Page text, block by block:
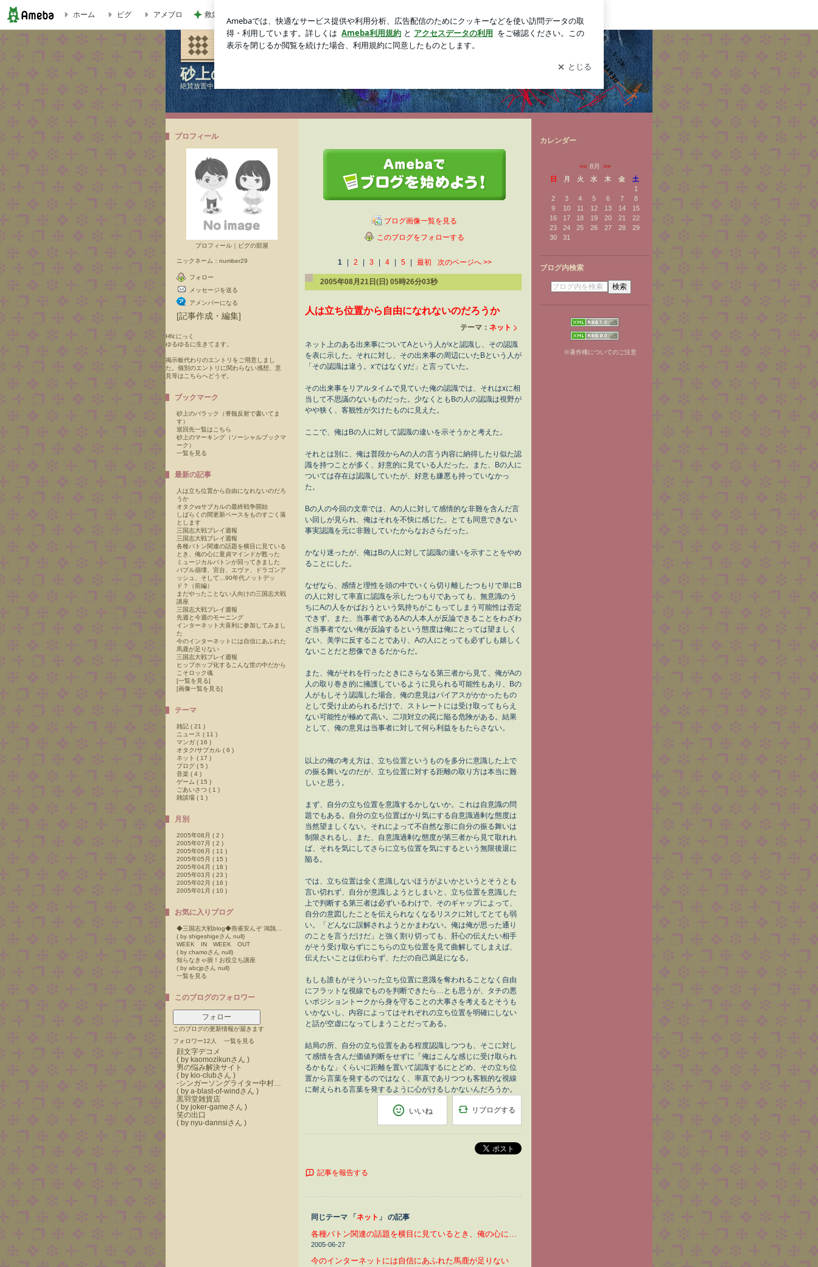
ホーム ピグ アメブロ 救急搬送され余命一日の宣告
砂上の賃貸
絶賛放置中。 最近は&lt;a href=&quot;http://d.hatena.ne.jp/number29/&quot;&gt;はてなダイアリーのほう&lt;/a&gt;でばかり書いてます。
プロフィール
プロフィール｜ ピグの部屋
ニックネーム： number29
フォロー
メッセージを送る
アメンバーになる
[記事作成・編集]
HN:にっく
ゆるゆるに生きてます。
掲示板代わりのエントリをご用意しまし
た。個別のエントリに関わらない感想、意
見等はこちらへどうぞ。
ブックマーク
砂上のバラック（脊髄反射で書いてま
す）
巡回先一覧はこちら
砂上のマーキング（ソーシャルブックマ
ーク）
一覧を見る
最新の記事
人は立ち位置から自由になれないのだろ
うか
オタクvsサブカルの最終戦争開始
しばらくの間更新ペースをものすごく落
とします
三国志大戦プレイ週報
三国志大戦プレイ週報
各種バトン関連の話題を横目に見ている
とき、俺の心に童貞マインドが甦った
ミュージカルバトンが回ってきました
バブル崩壊、宮台、エヴァ、ドラゴンア
ッシュ、そして…90年代ノットデッ
ド？（前編）
まだやったことない人向けの三国志大戦
講座
三国志大戦プレイ週報
先週と今週のモーニング
インターネット大喜利に参加してみまし
た
今のインターネットには自信にあふれた
馬鹿が足りない
三国志大戦プレイ週報
ヒップホップ化するこんな世の中だから
こそロック魂
[一覧を見る]
[画像一覧を見る]
テーマ
雑記 ( 21 )
ニュース ( 11 )
マンガ ( 16 )
オタク/サブカル ( 6 )
ネット ( 17 )
ブログ ( 5 )
音楽 ( 4 )
ゲーム ( 15 )
ごあいさつ ( 1 )
雑談場 ( 1 )
月別
2005年08月 ( 2 )
2005年07月 ( 2 )
2005年06月 ( 11 )
2005年05月 ( 15 )
2005年04月 ( 18 )
2005年03月 ( 23 )
2005年02月 ( 16 )
2005年01月 ( 10 )
お気に入りブログ
( by shigeshigeさん null)
WEEK IN WEEK OUT
( by chamoさん null)
知らなきゃ損！お役立ち講座
( by abcjpさん null)
一覧を見る
このブログのフォロワー
フォロー
このブログの更新情報が届きます
フォロワー12人
一覧を見る
顔文字デコメ
( by kaomozikunさん )
男の悩み解決サイト
( by kio-clubさん )
-シンガーソングライター中村隆道への伝言板-Do have a Dreamer-
( by a-blast-of-windさん )
黒羽堂雑貨店
( by joker-gameさん )
笑の出口
( by nyu-dannsiさん )
ブログ画像一覧を見る
このブログをフォローする
1 2 3 4 5 最初 次のページへ>>
2005年08月21日(日) 05時26分03秒
人は立ち位置から自由になれないのだろうか
テーマ：ネット
ネット上のある出来事についてAという人がxと認識し、その認識
を表に示した。それに対し、その出来事の周辺にいたBという人が
「その認識は違う。xではなくyだ」と言っていた。
その出来事をリアルタイムで見ていた俺の認識では、それはxに相
当して不思議のないものだった。少なくともBの人の認識は視野が
やや狭く、客観性が欠けたものに見えた。
ここで、俺はBの人に対して認識の違いを示そうかと考えた。
それとは別に、俺は普段からAの人の言う内容に納得したり似た認
識を持つことが多く、好意的に見ている人だった。また、Bの人に
ついては存在は認識していたが、好意も嫌悪も持っていなかっ
た。
Bの人の今回の文章では、Aの人に対して感情的な非難を含んだ言
い回しが見られ、俺はそれを不快に感じた。とても同意できない
事実認識を元に非難していたからなおさらだった。
かなり迷ったが、俺はBの人に対して認識の違いを示すことをやめ
ることにした。
なぜなら、感情と理性を頭の中でいくら切り離したつもりで単にB
の人に対して率直に認識を示したつもりであっても、無意識のう
ちにAの人をかばおうという気持ちがこもってしまう可能性は否定
できず、また、当事者であるAの人本人が反論できることをわざわ
ざ当事者でない俺が反論するという態度は俺にとっては望ましく
ない、美学に反することであり、Aの人にとっても必ずしも嬉しく
ないことだと想像できるだからだ。
また、俺がそれを行ったときにさらなる第三者から見て、俺がAの
人の取り巻き的に擁護しているように見られる可能性もあり、Bの
人がもしそう認識した場合、俺の意見はバイアスがかかったもの
として受け止められるだけで、ストレートには受け取ってもらえ
ない可能性が極めて高い。二項対立の罠に陥る危険がある。結果
として、俺の意見は当事者に対して何ら利益をもたらさない。
以上の俺の考え方は、立ち位置というものを多分に意識した上で
の振る舞いなのだが、立ち位置に対する距離の取り方は本当に難
しいと思う。
まず、自分の立ち位置を意識するかしないか。これは自意識の問
題でもある。自分の立ち位置ばかり気にする自意識過剰な態度は
当然望ましくない。それによって不自然な形に自分の振る舞いは
制限されるし、また、自意識過剰な態度が第三者から見て取れれ
ば、それを気にしてさらに立ち位置を気にするという無限後退に
陥る。
では、立ち位置は全く意識しないほうがよいかというとそうとも
言い切れず、自分が意識しようとしまいと、立ち位置を意識した
上で判断する第三者は必ずいるわけで、そのギャップによって、
自分の意図したことを伝えられなくなるリスクに対してとても弱
い。「どんなに誤解されようとかまわない。俺は俺が思った通り
のことを言うだけだ」と強く割り切っても、肝心の伝えたい相手
がそう受け取らずにこちらの立ち位置を見て曲解してしまえば、
伝えたいことは伝わらず、ただの自己満足になる。
もしも誰もがそういった立ち位置に意識を奪われることなく自由
にフラットな視線でものを判断できたら…とも思うが、タチの悪
いポジショントークから身を守ることの大事さを考えるとそうも
いかないし、内容によってはそれぞれの立ち位置を明確にしない
と話が空虚になってしまうことだってある。
結局の所、自分の立ち位置をある程度認識しつつも、そこに対し
て感情を含んだ価値判断をせずに「俺はこんな感じに受け取られ
るかもな」くらいに距離を置いて認識するにとどめ、その立ち位
置から言葉を発するのではなく、率直でありつつも客観的な視線
に耐えられる言葉を発するように心がけるしかないんだろうか。
いいね リブログする
ポスト
記事を報告する
同じテーマ 「 ネット 」 の記事
各種バトン関連の話題を横目に見ているとき、俺の心に童貞マインドが甦った
2005-06-27
今のインターネットには自信にあふれた馬鹿が足りない
カレンダー
<< 8月 >>
日
月 火 水 木 金
土
1
2
3 4 5 6 7
8
9
10 11 12 13 14
15
16
17 18 19 20 21
22
23
24 25 26 27 28
29
30
31
ブログ内検索
※著作権についてのご注意